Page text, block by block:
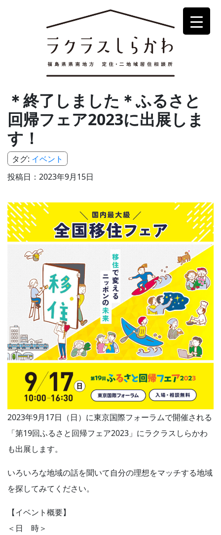
＊終了しました＊ふるさと
回帰フェア2023に出展しま
す！
タグ: イベント
投稿日：2023年9月15日
2023年9月17日（日）に東京国際フォーラムで開催される
「第19回ふるさと回帰フェア2023」にラクラスしらかわ
も出展します。
いろいろな地域の話を聞いて自分の理想をマッチする地域
を探してみてください。
【イベント概要】
＜日 時＞